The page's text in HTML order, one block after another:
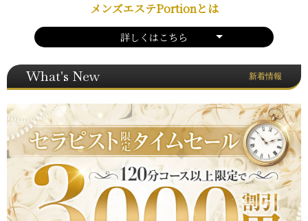
メンズエステPortionとは
詳しくはこちら
What's New 新着情報